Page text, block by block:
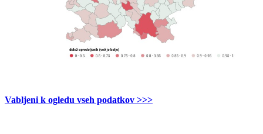
Vabljeni k ogledu vseh podatkov >>>